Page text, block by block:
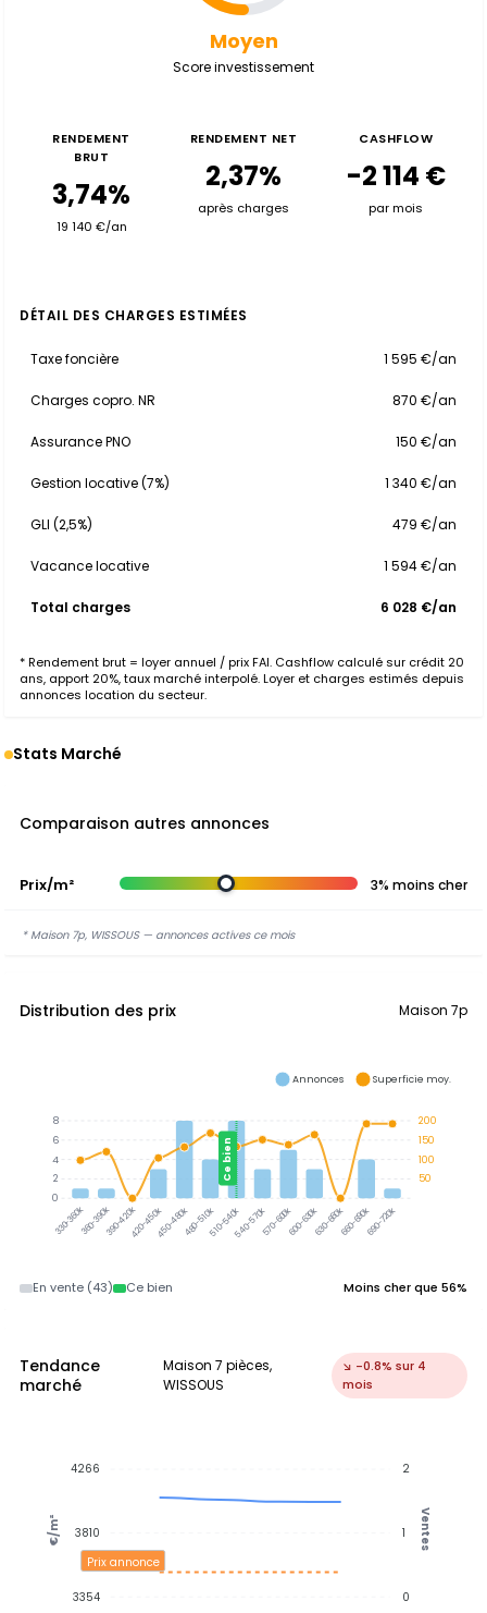
Moyen
Score investissement
RENDEMENT
BRUT
3,74%
19 140 €/an
RENDEMENT NET
2,37%
après charges
CASHFLOW
-2 114 €
par mois
DÉTAIL DES CHARGES ESTIMÉES
Taxe foncière 1 595 €/an
Charges copro. NR 870 €/an
Assurance PNO 150 €/an
Gestion locative (7%) 1 340 €/an
GLI (2,5%) 479 €/an
Vacance locative 1 594 €/an
Total charges 6 028 €/an
* Rendement brut = loyer annuel / prix FAI. Cashflow calculé sur crédit 20
ans, apport 20%, taux marché interpolé. Loyer et charges estimés depuis
annonces location du secteur.
Stats Marché
Comparaison autres annonces
Prix/m² 3% moins cher
* Maison 7p, WISSOUS — annonces actives ce mois
Distribution des prix Maison 7p
330-360k360-390k390-420k420-450k450-480k480-510k510-540k540-570k570-600k600-630k630-660k660-690k690-720k
Ce bien
200
150
100
50
8
6
4
2
0
Annonces Superficie moy.
En vente (43) Ce bien Moins cher que 56%
Tendance
marché
Maison 7 pièces,
WISSOUS
↘ -0.8% sur 4
mois
Prix annonce
2
1
0
Ventes
4266
3810
3354
€/m²